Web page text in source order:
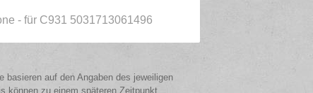
- für C931 5031713061496
basieren auf den Angaben des jeweiligen
können zu einem späteren Zeitpunkt